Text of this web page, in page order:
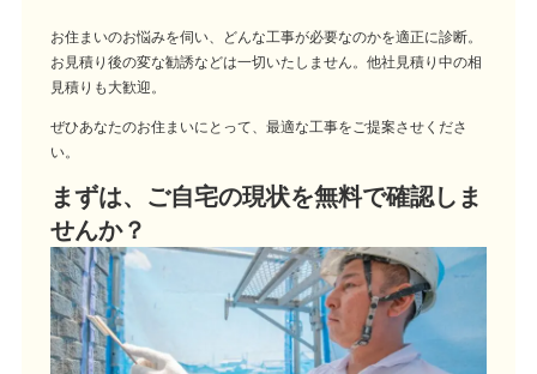
お住まいのお悩みを伺い、どんな工事が必要なのかを適正に診断。
お見積り後の変な勧誘などは一切いたしません。他社見積り中の相
見積りも大歓迎。
ぜひあなたのお住まいにとって、最適な工事をご提案させくださ
い。
まずは、ご自宅の現状を無料で確認しま
せんか？